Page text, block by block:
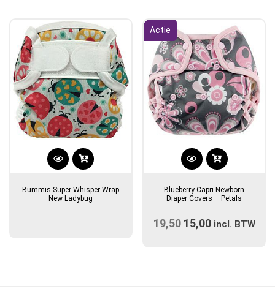
op
de
productpagina
Bummis Super Whisper Wrap
New Ladybug
Actie
Blueberry Capri Newborn
Diaper Covers – Petals
19,50 Oorspronkelijke
15,00Huidige
incl. BTW